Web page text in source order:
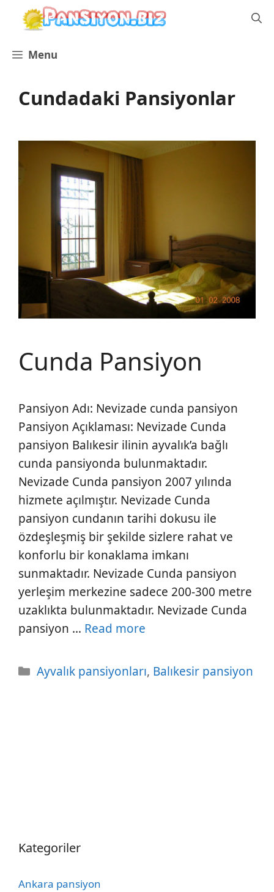
İçeriğe
Menu
Cundadaki Pansiyonlar
Cunda Pansiyon
Pansiyon Adı: Nevizade cunda pansiyon
Pansiyon Açıklaması: Nevizade Cunda
pansiyon Balıkesir ilinin ayvalık’a bağlı
cunda pansiyonda bulunmaktadır.
Nevizade Cunda pansiyon 2007 yılında
hizmete açılmıştır. Nevizade Cunda
pansiyon cundanın tarihi dokusu ile
özdeşleşmiş bir şekilde sizlere rahat ve
konforlu bir konaklama imkanı
sunmaktadır. Nevizade Cunda pansiyon
yerleşim merkezine sadece 200-300 metre
uzaklıkta bulunmaktadır. Nevizade Cunda
pansiyon … Read more
Kategoriler
Ayvalık pansiyonları, Balıkesir pansiyon
Kategoriler
Ankara pansiyon